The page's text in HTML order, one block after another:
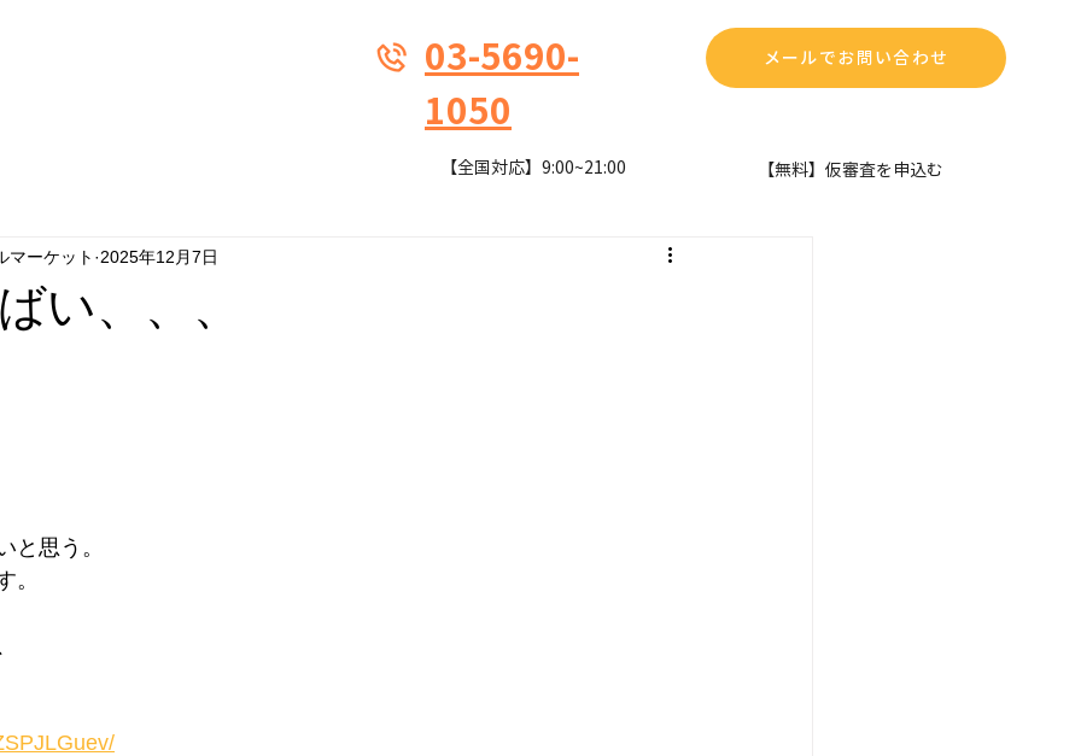
03-5690-
1050
【全国対応】9:00~21:00
メールでお問い合わせ
​【無料】仮審査を申込む
い、、、
マーケット 2025年12月7日
と思う。
。